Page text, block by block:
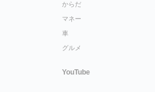
からだ
マネー
車
グルメ
YouTube